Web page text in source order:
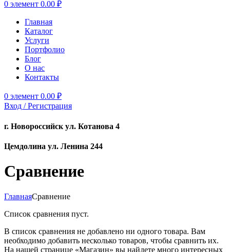
0 элемент 0.00 ₽
Главная
Каталог
Услуги
Портфолио
Блог
О нас
Контакты
0 элемент 0.00 ₽
Вход / Регистрация
г. Новороссийск ул. Котанова 4
Цемдолина ул. Ленина 244
Сравнение
ГлавнаяСравнение
Список сравнения пуст.
В список сравнения не добавлено ни одного товара. Вам
необходимо добавить несколько товаров, чтобы сравнить их.
На нашей странице «Магазин» вы найдете много интересных